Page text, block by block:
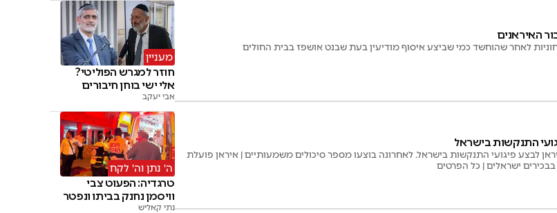
התנקשות בישראל
לבצע פיגועי התנקשות בישראל. לאחרונה בוצעו מספר סיכולים משמעותיים | איראן פועלת
ישראלים | כל הפרטים
מעניין
חוזר למגרש הפוליטי?
אלי ישי בוחן חיבורים
אבי יעקב
ה' נתן וה' לקח
טרגדיה: הפעוט צבי
וויסמן נחנק בביתו ונפטר
נתי קאליש